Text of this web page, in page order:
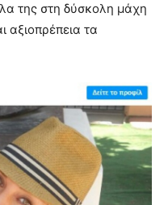
της στη δύσκολη μάχη
αξιοπρέπεια τα